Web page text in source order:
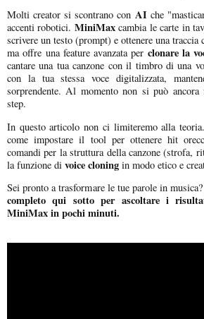
Molti creator si scontrano con AIche
accenti robotici. MiniMaxcambia le carte in
scrivere un testo (prompt) e ottenere una traccia
ma offre una feature avanzata per clonare la
cantare una tua canzone con il timbro di una
con la tua stessa voce digitalizzata,
sorprendente. Al momento non si può
step.
In questo articolo non ci limiteremo alla
come impostare il tool per ottenere hit
comandi per la struttura della canzone (strofa,
la funzione di voice cloning in modo etico e
Sei pronto a trasformare le tue parole in musica?
completo qui sotto per ascoltare i
MiniMax in pochi minuti.